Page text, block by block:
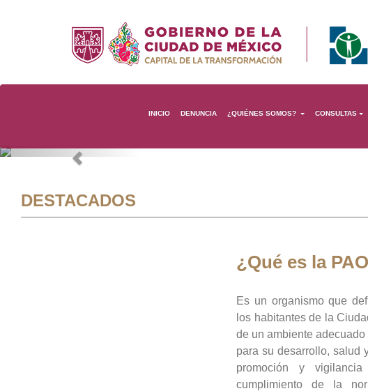
INICIO DENUNCIA ¿QUIÉNES SOMOS? CONSULTAS
Previous
DESTACADOS
¿Qué es la
Es un organismo que
los habitantes de la
de un ambiente
para su desarrollo, salud
promoción y
cumplimiento de la